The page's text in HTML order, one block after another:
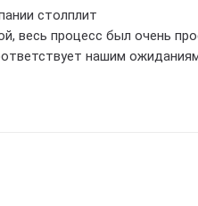
столплит
весь процесс был очень
нашим